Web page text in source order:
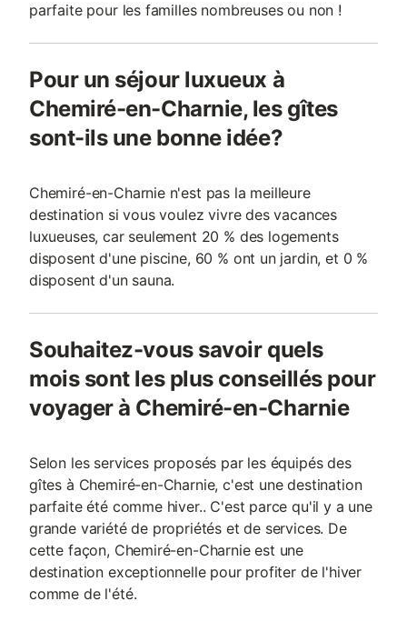
parfaite pour les familles nombreuses ou non !
Pour un séjour luxueux à
Chemiré-en-Charnie, les gîtes
sont-ils une bonne idée?
Chemiré-en-Charnie n'est pas la meilleure
destination si vous voulez vivre des vacances
luxueuses, car seulement 20 % des logements
disposent d'une piscine, 60 % ont un jardin, et 0 %
disposent d'un sauna.
Souhaitez-vous savoir quels
mois sont les plus conseillés pour
voyager à Chemiré-en-Charnie
Selon les services proposés par les équipés des
gîtes à Chemiré-en-Charnie, c'est une destination
parfaite été comme hiver.. C'est parce qu'il y a une
grande variété de propriétés et de services. De
cette façon, Chemiré-en-Charnie est une
destination exceptionnelle pour profiter de l'hiver
comme de l'été.